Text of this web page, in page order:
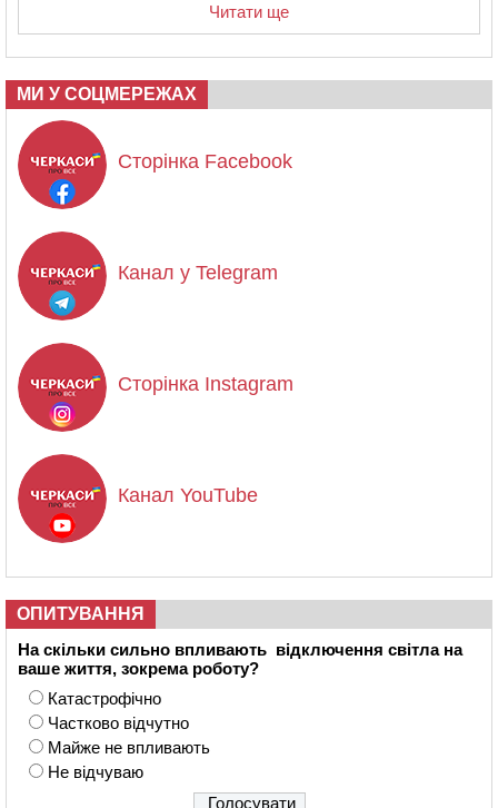
Читати ще
МИ У СОЦМЕРЕЖАХ
Сторінка Facebook
Канал у Telegram
Сторінка Instagram
Канал YouTube
ОПИТУВАННЯ
На скільки сильно впливають відключення світла на
ваше життя, зокрема роботу?
Катастрофічно
Частково відчутно
Майже не впливають
Не відчуваю